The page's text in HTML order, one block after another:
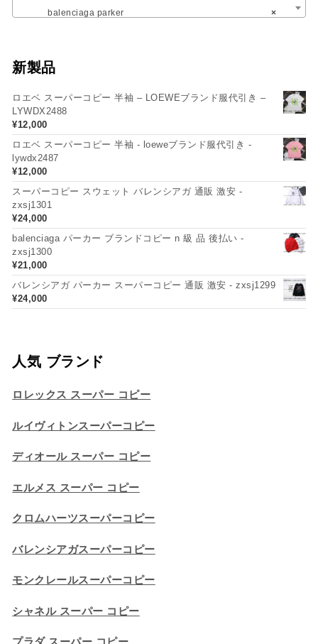
×
balenciaga parker
新製品
ロエベ スーパーコピー 半袖 – LOEWEブランド服代引き –
LYWDX2488
¥12,000
ロエベ スーパーコピー 半袖 - loeweブランド服代引き -
lywdx2487
¥12,000
スーパーコピー スウェット バレンシアガ 通販 激安 -
zxsj1301
¥24,000
balenciaga パーカー ブランドコピー n 級 品 後払い -
zxsj1300
¥21,000
バレンシアガ パーカー スーパーコピー 通販 激安 - zxsj1299
¥24,000
人気 ブランド
ロレックス スーパー コピー
ルイヴィトンスーパーコピー
ディオール スーパー コピー
エルメス スーパー コピー
クロムハーツスーパーコピー
バレンシアガスーパーコピー
モンクレールスーパーコピー
シャネル スーパー コピー